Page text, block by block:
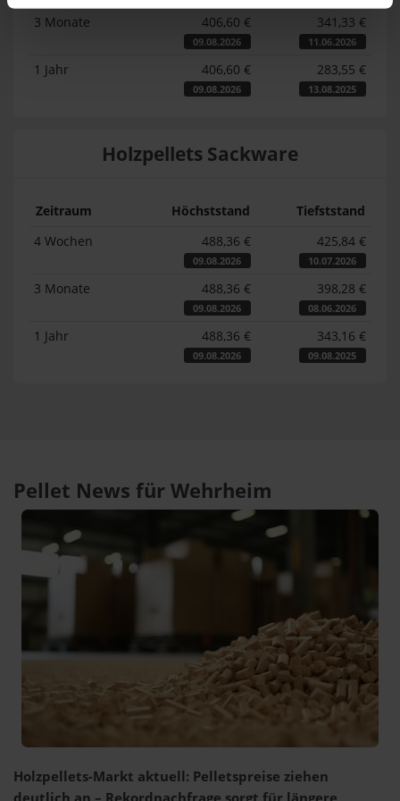
3 Monate 406,60 €
09.08.2026
341,33 €
11.06.2026
1 Jahr 406,60 €
09.08.2026
283,55 €
13.08.2025
Holzpellets Sackware
Zeitraum Höchststand
Tiefststand
4 Wochen
488,36 €
09.08.2026
425,84 €
10.07.2026
3 Monate 488,36 €
09.08.2026
398,28 €
08.06.2026
1 Jahr 488,36 €
09.08.2026
343,16 €
09.08.2025
Pellet News für Wehrheim
Holzpellets-Markt aktuell: Pelletspreise ziehen